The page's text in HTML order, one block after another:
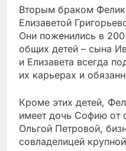
Вторым браком
Елизаветой
Они поженились в
общих детей – сына
и Елизавета всегда
их карьерах и
Кроме этих детей,
имеет дочь Софию от
Ольгой Петровой,
совладелицей